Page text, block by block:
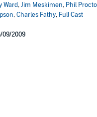
Ward,Jim Meskimen, Phil
,Charles Fathy, Full Cast
09/2009